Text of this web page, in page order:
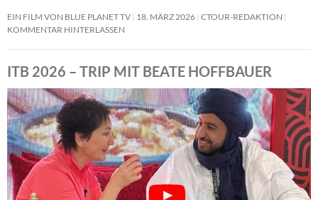
EIN FILM VON BLUE PLANET TV 18. MÄRZ 2026 CTOUR-REDAKTION
KOMMENTAR HINTERLASSEN
ITB 2026 – TRIP MIT BEATE HOFFBAUER